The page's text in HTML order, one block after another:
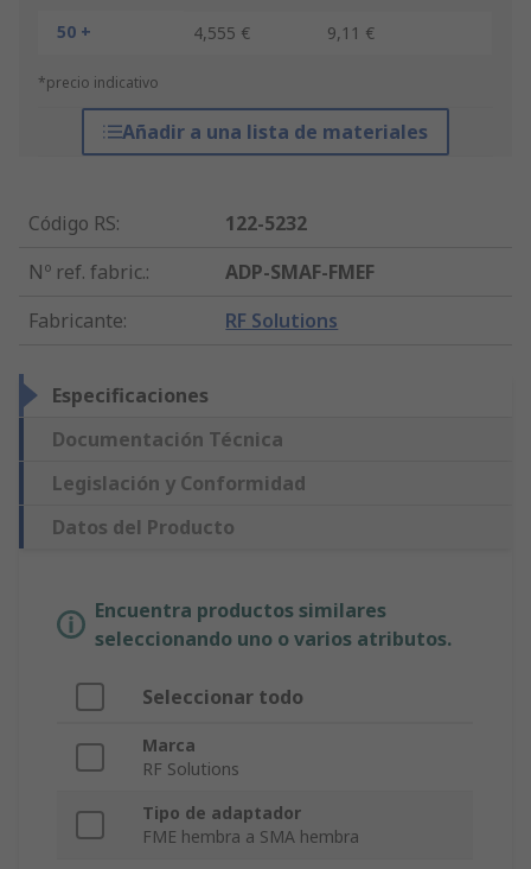
50 +
4,555 € 9,11 €
*precio indicativo
Añadir a una lista de materiales
Código RS:
122-5232
Nº ref. fabric.:
ADP-SMAF-FMEF
Fabricante: RF Solutions
Especificaciones
Documentación Técnica
Legislación y Conformidad
Datos del Producto
Encuentra productos similares
seleccionando uno o varios atributos.
Seleccionar todo
Marca
RF Solutions
Tipo de adaptador
FME hembra a SMA hembra